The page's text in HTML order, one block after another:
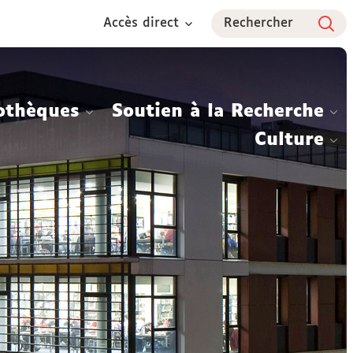
Accès direct Rechercher
Soutien à la Recherche
Culture